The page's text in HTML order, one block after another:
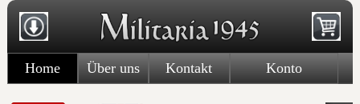
Home Über uns Kontakt Konto